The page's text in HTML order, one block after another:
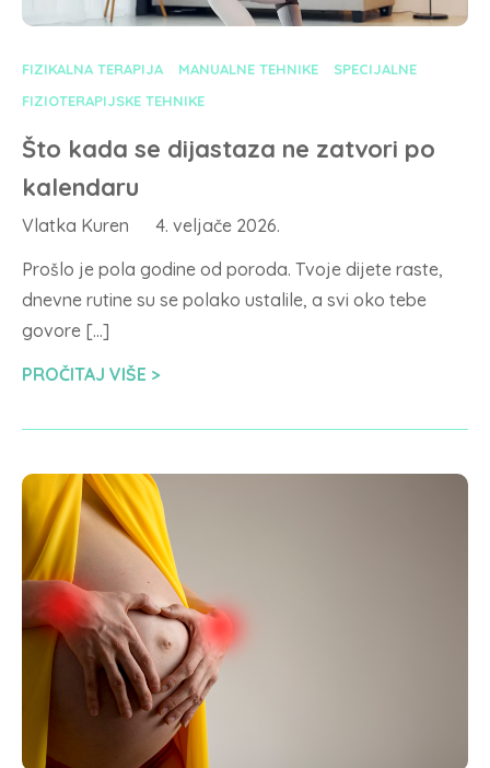
FIZIKALNA TERAPIJA MANUALNE TEHNIKE
SPECIJALNE
FIZIOTERAPIJSKE TEHNIKE
Što kada se dijastaza ne zatvori po
kalendaru
Vlatka Kuren
4. veljače 2026.
Prošlo je pola godine od poroda. Tvoje dijete raste,
dnevne rutine su se polako ustalile, a svi oko tebe
govore […]
PROČITAJ VIŠE